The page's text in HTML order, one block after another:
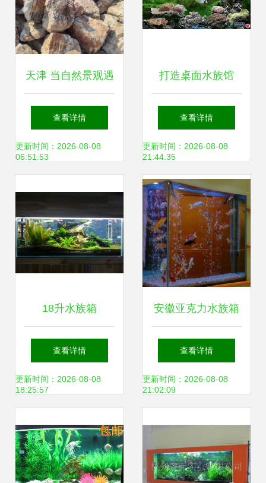
天津 当自然景观遇
上湛蓝奇境，园林
石与水族箱的视觉
查看详情
更新时间：2026-08-08
06:51:53
打造桌面水族馆
SereneScreen热带
鱼屏保与手机主题
的超棒组合
查看详情
更新时间：2026-08-08
21:44:35
18升水族箱
（480×250×350mm）
的入门级造景设计
查看详情
更新时间：2026-08-08
18:25:57
安徽亚克力水族箱
选购指南 价格与厂
家全面解析
查看详情
更新时间：2026-08-08
21:02:09